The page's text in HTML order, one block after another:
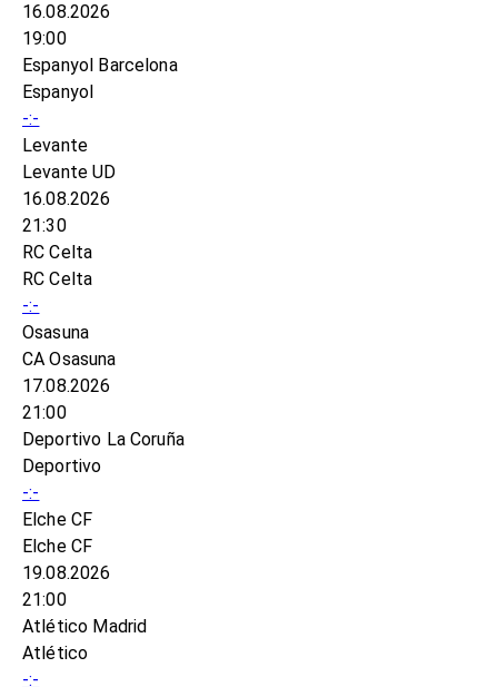
16.08.2026
19:00
Espanyol Barcelona
Espanyol
-:-
Levante
Levante UD
16.08.2026
21:30
RC Celta
RC Celta
-:-
Osasuna
CA Osasuna
17.08.2026
21:00
Deportivo La Coruña
Deportivo
-:-
Elche CF
Elche CF
19.08.2026
21:00
Atlético Madrid
Atlético
-:-